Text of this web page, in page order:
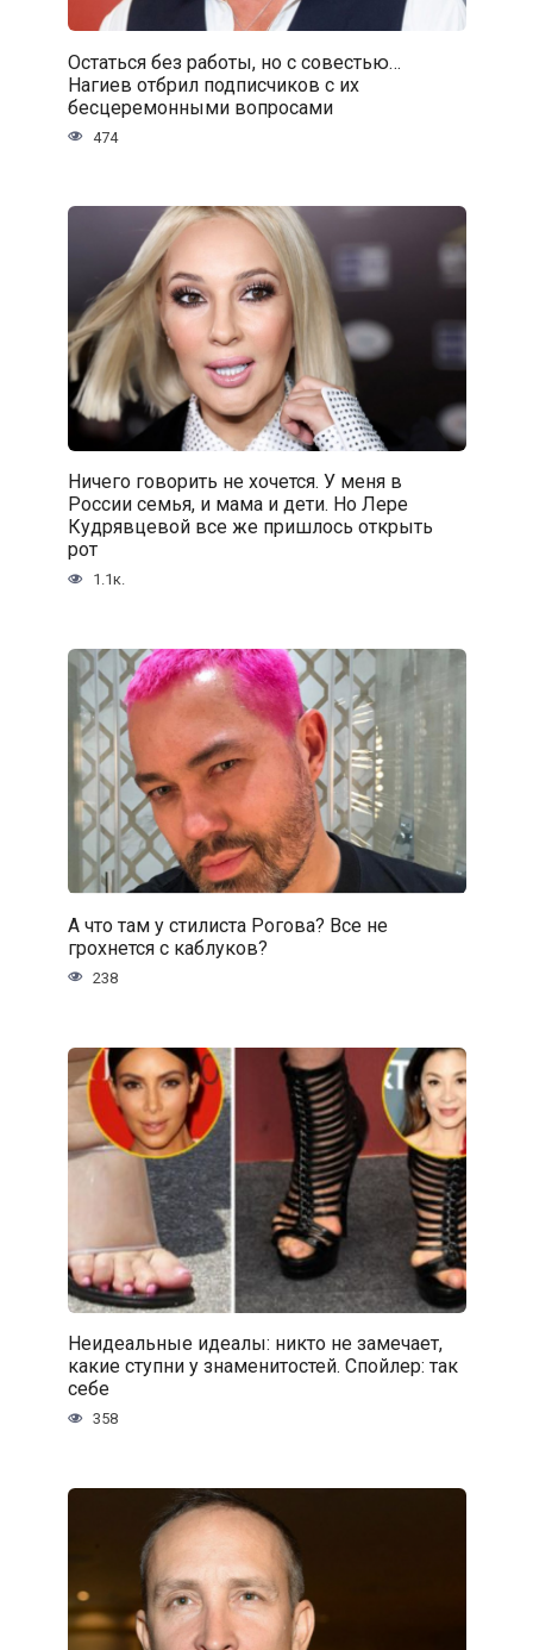
Остаться без работы, но с совестью…
Нагиев отбрил подписчиков с их
бесцеремонными вопросами
474
Ничего говорить не хочется. У меня в
России семья, и мама и дети. Но Лере
Кудрявцевой все же пришлось открыть
рот
1.1к.
А что там у стилиста Рогова? Все не
грохнется с каблуков?
238
Неидеальные идеалы: никто не замечает,
какие ступни у знаменитостей. Спойлер: так
себе
358